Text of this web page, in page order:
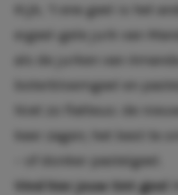
Kijk, ‘t ene geel is het
eigeel-gele jurk van
als de jurken van
boterbloemgeel en
Niet zo flatteus: de
keer zagen; het best te
– of donker pastelgeel.
Vind hier jouw tint geel